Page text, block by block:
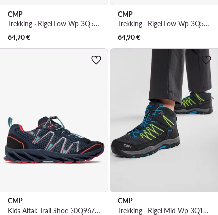
CMP
Trekking · Rigel Low Wp 3Q54554 · Ružičasta
64,90€
CMP
Trekking · Rigel Low Wp 3Q54554 · Tamnoplava
64,90€
CMP
Kids Altak Trail Shoe 30Q9674J · Trekking
CMP
Trekking · Rigel Mid Wp 3Q12944 · Siva